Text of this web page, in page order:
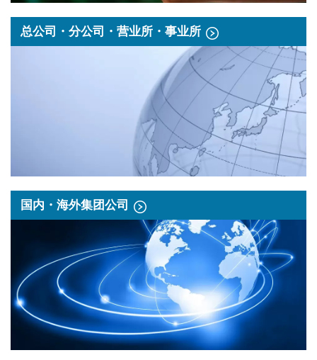
总公司・分公司・营业所・事业所
国内・海外集团公司